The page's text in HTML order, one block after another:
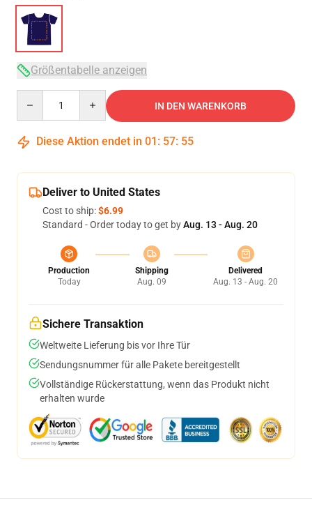
Größentabelle anzeigen
IN DEN WARENKORB
Diese Aktion endet in 01 : 57: 54
Deliver to United States
Cost to ship:$6.99
Standard - Order today to get byAug. 13 - Aug. 20
Production
Today
Shipping
Aug. 09
Delivered
Aug. 13 - Aug. 20
Sichere Transaktion
Weltweite Lieferung bis vor Ihre Tür
Sendungsnummer für alle Pakete bereitgestellt
Vollständige Rückerstattung, wenn das Produkt nicht
erhalten wurde